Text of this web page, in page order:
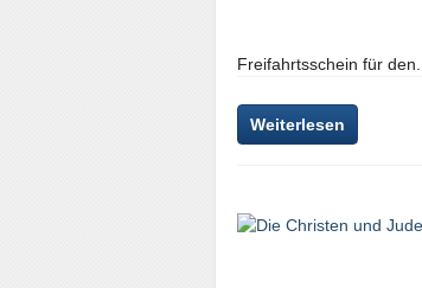
Freifahrtsschein für den...
Weiterlesen